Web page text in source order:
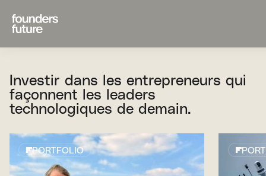
Investir dans les entrepreneurs qui
façonnent les leaders
technologiques de demain.
PORTFOLIO